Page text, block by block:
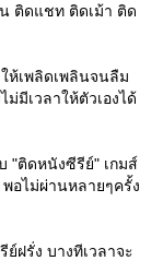
ติดแชท ติดเม้า ติด
ห้เพลิดเพลินจนลืม
มีเวลาให้ตัวเองได้
"ติดหนังซีรีย์" เกมส์
อไม่ผ่านหลายๆครั้ง
ฝรั่ง บางทีเวลาจะ